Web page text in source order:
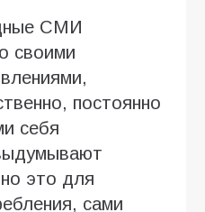
СМИ
своими
постоянно
себя
это для
сами